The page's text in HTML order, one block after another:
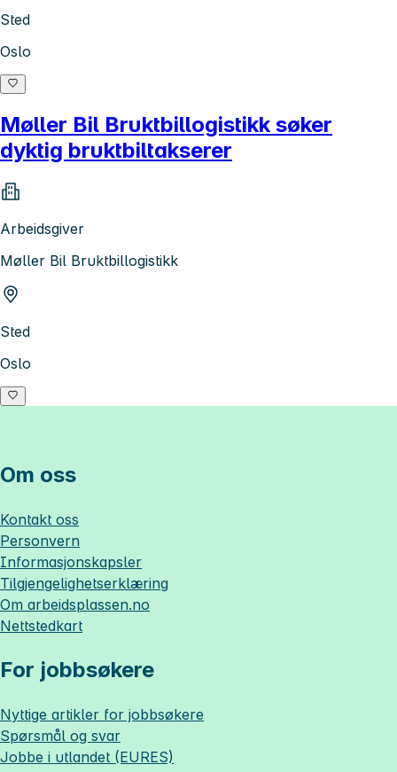
Sted
Oslo
Møller Bil Bruktbillogistikk søker
dyktig bruktbiltakserer
Arbeidsgiver
Møller Bil Bruktbillogistikk
Sted
Oslo
Om oss
Kontakt oss
Personvern
Informasjonskapsler
Tilgjengelighetserklæring
Om arbeidsplassen.no
Nettstedkart
For jobbsøkere
Nyttige artikler for jobbsøkere
Spørsmål og svar
Jobbe i utlandet (EURES)